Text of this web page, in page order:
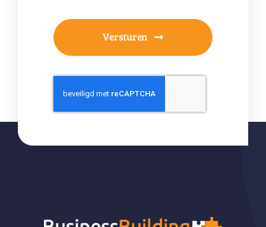
Versturen